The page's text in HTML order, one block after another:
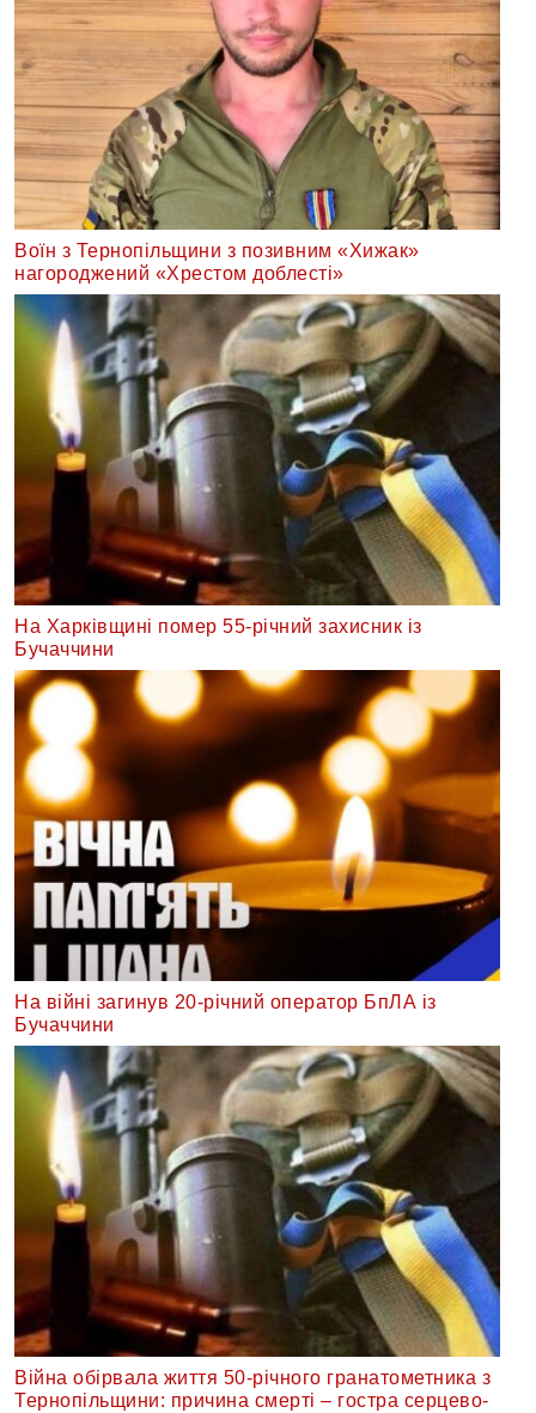
Воїн з Тернопільщини з позивним «Хижак»
нагороджений «Хрестом доблесті»
На Харківщині помер 55-річний захисник із
Бучаччини
На війні загинув 20-річний оператор БпЛА із
Бучаччини
Війна обірвала життя 50-річного гранатометника з
Тернопільщини: причина смерті – гостра серцево-